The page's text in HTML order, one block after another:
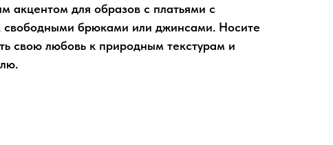
акцентом для образов с платьями с
свободными брюками или джинсами. Носите
свою любовь к природным текстурам и